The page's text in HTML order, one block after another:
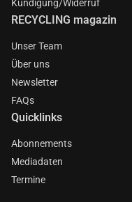
Kündigung/Widerruf
RECYCLING magazin
Unser Team
Über uns
Newsletter
FAQs
Quicklinks
Abonnements
Mediadaten
Termine